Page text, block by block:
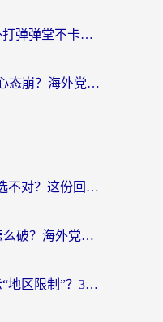
海外党必看：怎么在国外打弹弹堂不卡？番茄加速器亲测指南
英国崩坏学园2延迟高到心态崩？海外党国服游戏加速终极指南
海外看国内电视剧的app选不对？这份回国加速器避坑指南帮你流畅追剧
喜马拉雅地区限制DNS怎么破？海外党听国内音乐听书的终极解决方案
在海外听喜马拉雅总提示“地区限制”？3步轻松解除+听国内音乐全攻略